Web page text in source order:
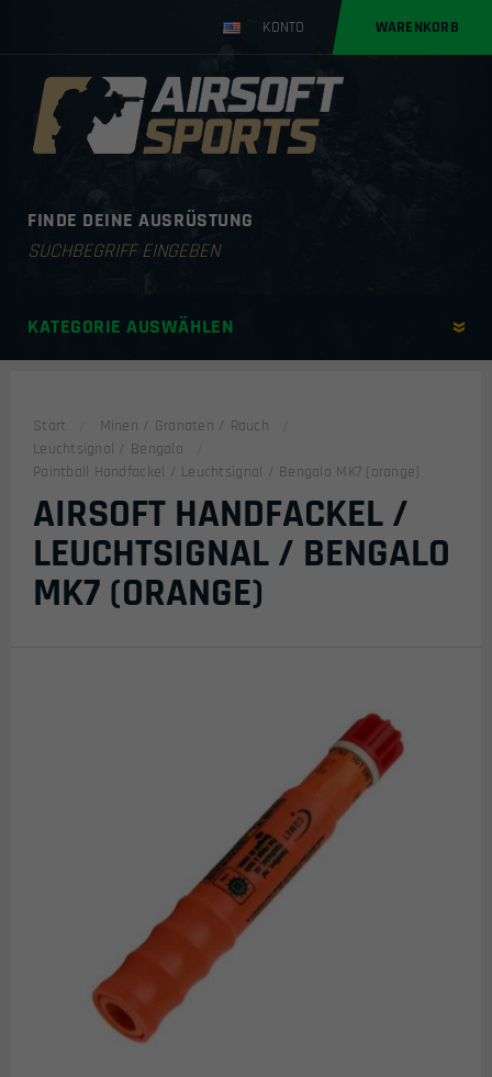
KONTO WARENKORB
FINDE DEINE AUSRÜSTUNG
Products
KATEGORIE AUSWÄHLEN
Start
Minen / Granaten / Rauch
Leuchtsignal / Bengalo
Paintball Handfackel / Leuchtsignal / Bengalo MK7 (orange)
AIRSOFT HANDFACKEL /
LEUCHTSIGNAL / BENGALO
MK7 (ORANGE)